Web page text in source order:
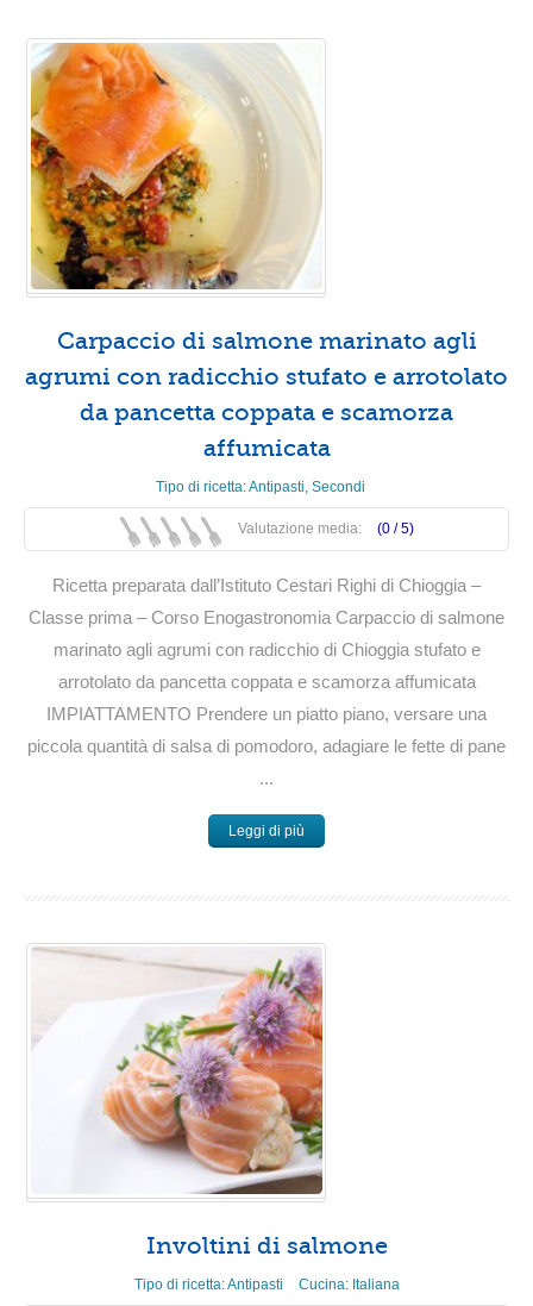
Carpaccio di salmone marinato agli
agrumi con radicchio stufato e arrotolato
da pancetta coppata e scamorza
affumicata
Tipo di ricetta:Antipasti, Secondi
Valutazione media: (0 /5)
Ricetta preparata dall’Istituto Cestari Righi di Chioggia –
Classe prima – Corso Enogastronomia Carpaccio di salmone
marinato agli agrumi con radicchio di Chioggia stufato e
arrotolato da pancetta coppata e scamorza affumicata
IMPIATTAMENTO Prendere un piatto piano, versare una
piccola quantità di salsa di pomodoro, adagiare le fette di pane
...
Leggi di più
Involtini di salmone
Tipo di ricetta:Antipasti Cucina: Italiana